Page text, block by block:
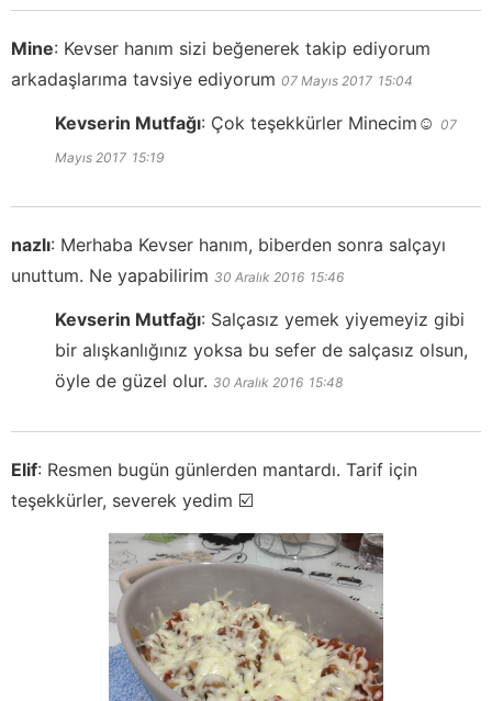
Mine: Kevser hanım sizi beğenerek takip ediyorum
arkadaşlarıma tavsiye ediyorum 07 Mayıs 2017 15:04
Kevserin Mutfağı: Çok teşekkürler Minecim☺️ 07
Mayıs 2017 15:19
nazlı: Merhaba Kevser hanım, biberden sonra salçayı
unuttum. Ne yapabilirim 30 Aralık 2016 15:46
Kevserin Mutfağı: Salçasız yemek yiyemeyiz gibi
bir alışkanlığınız yoksa bu sefer de salçasız olsun,
öyle de güzel olur. 30 Aralık 2016 15:48
Elif: Resmen bugün günlerden mantardı. Tarif için
teşekkürler, severek yedim ☑️